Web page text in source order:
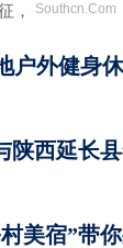
， Southcn.Com
户外健身
陕西延长
美宿”带